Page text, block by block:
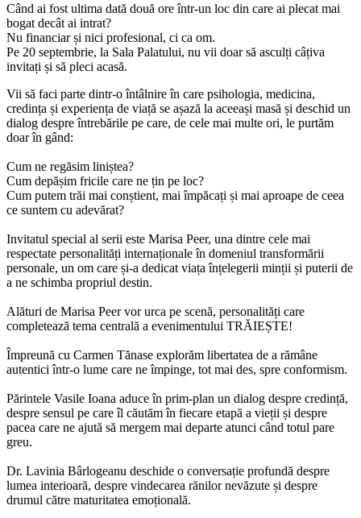
Când ai fost ultima dată două ore într-un loc din care ai plecat mai
bogat decât ai intrat?
Nu financiar și nici profesional, ci ca om.
Pe 20 septembrie, la Sala Palatului, nu vii doar să asculți câțiva
invitați și să pleci acasă.
Vii să faci parte dintr-o întâlnire în care psihologia, medicina,
credința și experiența de viață se așază la aceeași masă și deschid un
dialog despre întrebările pe care, de cele mai multe ori, le purtăm
doar în gând:
Cum ne regăsim liniștea?
Cum depășim fricile care ne țin pe loc?
Cum putem trăi mai conștient, mai împăcați și mai aproape de ceea
ce suntem cu adevărat?
Invitatul special al serii este Marisa Peer, una dintre cele mai
respectate personalități internaționale în domeniul transformării
personale, un om care și-a dedicat viața înțelegerii minții și puterii de
a ne schimba propriul destin.
Alături de Marisa Peer vor urca pe scenă, personalități care
completează tema centrală a evenimentului TRĂIEȘTE!
Împreună cu Carmen Tănase explorăm libertatea de a rămâne
autentici într-o lume care ne împinge, tot mai des, spre conformism.
Părintele Vasile Ioana aduce în prim-plan un dialog despre credință,
despre sensul pe care îl căutăm în fiecare etapă a vieții și despre
pacea care ne ajută să mergem mai departe atunci când totul pare
greu.
Dr. Lavinia Bârlogeanu deschide o conversație profundă despre
lumea interioară, despre vindecarea rănilor nevăzute și despre
drumul către maturitatea emoțională.